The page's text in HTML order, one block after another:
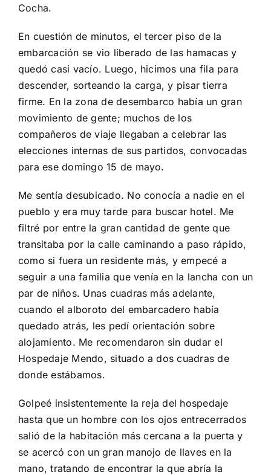
Cocha.
En cuestión de minutos, el tercer piso de la
embarcación se vio liberado de las hamacas y
quedó casi vacío. Luego, hicimos una fila para
descender, sorteando la carga, y pisar tierra
firme. En la zona de desembarco había un gran
movimiento de gente; muchos de los
compañeros de viaje llegaban a celebrar las
elecciones internas de sus partidos, convocadas
para ese domingo 15 de mayo.
Me sentía desubicado. No conocía a nadie en el
pueblo y era muy tarde para buscar hotel. Me
filtré por entre la gran cantidad de gente que
transitaba por la calle caminando a paso rápido,
como si fuera un residente más, y empecé a
seguir a una familia que venía en la lancha con un
par de niños. Unas cuadras más adelante,
cuando el alboroto del embarcadero había
quedado atrás, les pedí orientación sobre
alojamiento. Me recomendaron sin dudar el
Hospedaje Mendo, situado a dos cuadras de
donde estábamos.
Golpeé insistentemente la reja del hospedaje
hasta que un hombre con los ojos entrecerrados
salió de la habitación más cercana a la puerta y
se acercó con un gran manojo de llaves en la
mano, tratando de encontrar la que abría la